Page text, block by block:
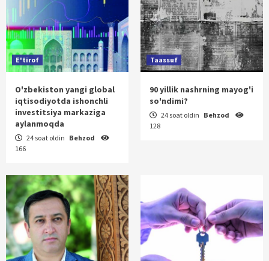
E'tirof
O'zbekiston yangi global
iqtisodiyotda ishonchli
investitsiya markaziga
aylanmoqda
24 soat oldin Behzod
166
Taassuf
90 yillik nashrning mayog'i
so'ndimi?
24 soat oldin Behzod
128